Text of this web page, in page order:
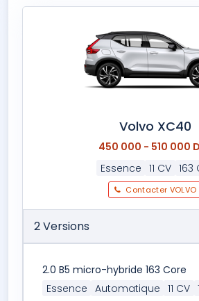
Volvo XC40
450 000 - 510 000
Essence 11 CV 163
Contacter VOLVO
2 Versions
2.0 B5 micro-hybride 163 Core
Essence Automatique 11 CV